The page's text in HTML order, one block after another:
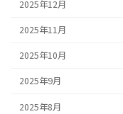
2025年12月
2025年11月
2025年10月
2025年9月
2025年8月